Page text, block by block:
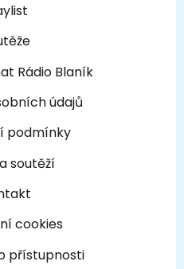
Rádio Blaník
údajů
podmínky
soutěží
cookies
přístupnosti